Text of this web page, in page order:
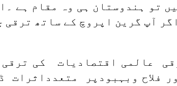
تو ہندوستان ہی وہ مقام ہے
آپ گرین اپروچ کے ساتھ
عالمی اقتصادیات کی
فلاح وبہبودپر